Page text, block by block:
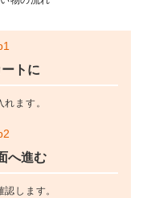
トに
ます。
へ進む
します。